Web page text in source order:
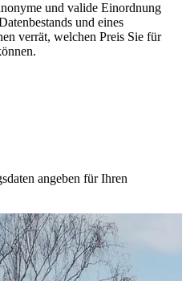
und valide Einordnung
und eines
verrät, welchen Preis Sie für
angeben für Ihren